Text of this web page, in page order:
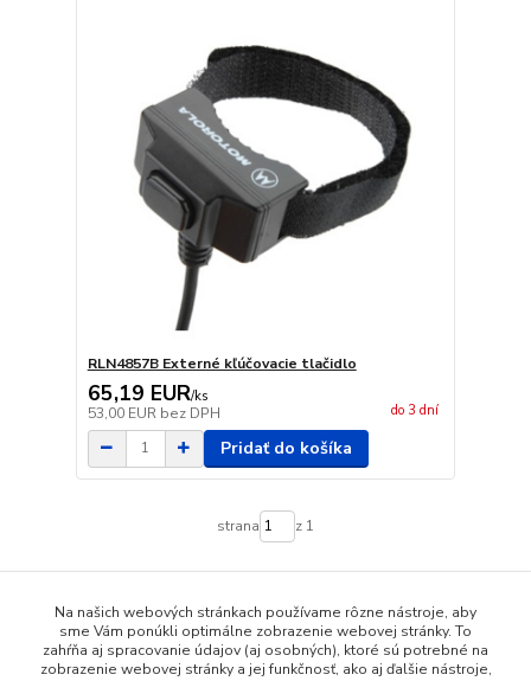
RLN4857B Externé kľúčovacie tlačidlo
65,19 EUR/ks
53,00 EUR bez DPH do 3 dní
Pridať do košíka
strana z 1
Na našich webových stránkach používame rôzne nástroje, aby
sme Vám ponúkli optimálne zobrazenie webovej stránky. To
zahŕňa aj spracovanie údajov (aj osobných), ktoré sú potrebné na
zobrazenie webovej stránky a jej funkčnosť, ako aj ďalšie nástroje,